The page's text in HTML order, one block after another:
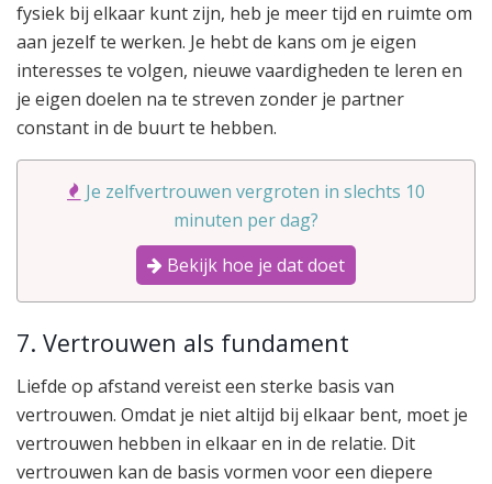
fysiek bij elkaar kunt zijn, heb je meer tijd en ruimte om
aan jezelf te werken. Je hebt de kans om je eigen
interesses te volgen, nieuwe vaardigheden te leren en
je eigen doelen na te streven zonder je partner
constant in de buurt te hebben.
Je zelfvertrouwen vergroten in slechts 10
minuten per dag?
Bekijk hoe je dat doet
7. Vertrouwen als fundament
Liefde op afstand vereist een sterke basis van
vertrouwen. Omdat je niet altijd bij elkaar bent, moet je
vertrouwen hebben in elkaar en in de relatie. Dit
vertrouwen kan de basis vormen voor een diepere